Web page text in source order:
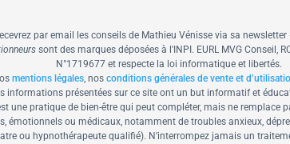
par email les conseils de Mathieu Vénisse via sa newsletter
sont des marques déposées à l'INPI. EURL MVG Conseil,
N°1719677 et respecte la loi informatique et libertés.
mentions légales, nos conditions générales de vente et
informations présentées sur ce site ont un but informatif et
une pratique de bien-être qui peut compléter, mais ne
émotionnels ou médicaux, notamment de troubles anxieux,
ou hypnothérapeute qualifié). N’interrompez jamais un